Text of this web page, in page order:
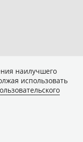
наилучшего
использовать